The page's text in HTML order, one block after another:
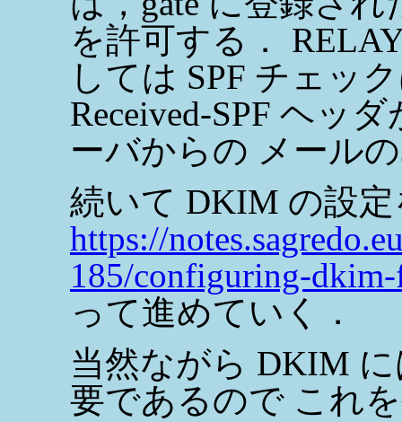
を許可する．
しては SPF チェッ
Received-SPF ヘッ
ーバからの メール
続いて DKIM の設
https://
185/configuring-
って進めていく．
当然ながら DKIM
要であるので これ